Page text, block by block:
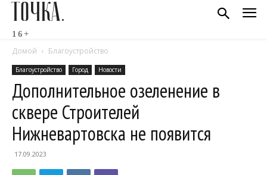
ТОЧКА.
16+
Домой Благоустройство
Благоустройство Город Новости
Дополнительное озеленение в
сквере Строителей
Нижневартовска не появится
17.09.2023